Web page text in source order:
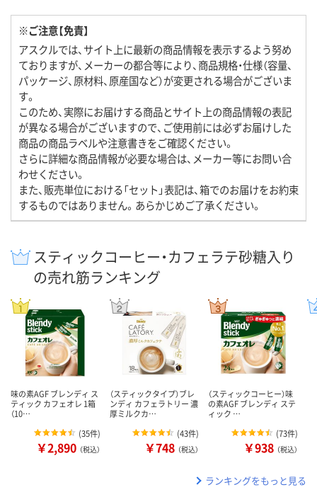
※ご注意【免責】
アスクルでは、サイト上に最新の商品情報を表示するよう努め
ておりますが、メーカーの都合等により、商品規格・仕様（容量、
パッケージ、原材料、原産国など）が変更される場合がございま
す。
このため、実際にお届けする商品とサイト上の商品情報の表記
が異なる場合がございますので、ご使用前には必ずお届けした
商品の商品ラベルや注意書きをご確認ください。
さらに詳細な商品情報が必要な場合は、メーカー等にお問い合
わせください。
また、販売単位における「セット」表記は、箱でのお届けをお約束
するものではありません。あらかじめご了承ください。
スティックコーヒー・カフェラテ砂糖入り
の売れ筋ランキング
味の素AGF ブレンディ ス
ティック カフェオレ 1箱
（10…
(35件)
￥2,890 （税込）
（スティックタイプ）ブレ
ンディ カフェラトリー 濃
厚ミルクカ…
(43件)
￥748 （税込）
（スティックコーヒー）味
の素AGF ブレンディ ステ
ィック …
(73件)
￥938 （税込）
ランキングをもっと見る